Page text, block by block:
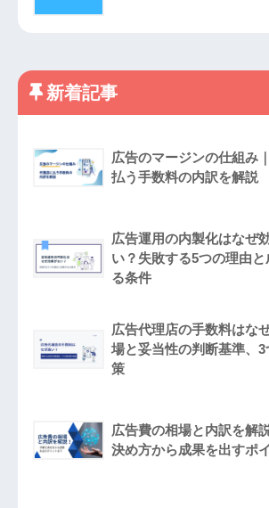
新着記事
広告のマージンの仕組み
払う手数料の内訳を解説
広告運用の内製化はなぜ
い？失敗する5つの理由と
る条件
広告代理店の手数料はな
場と妥当性の判断基準、
策
広告費の相場と内訳を解
決め方から成果を出すポ